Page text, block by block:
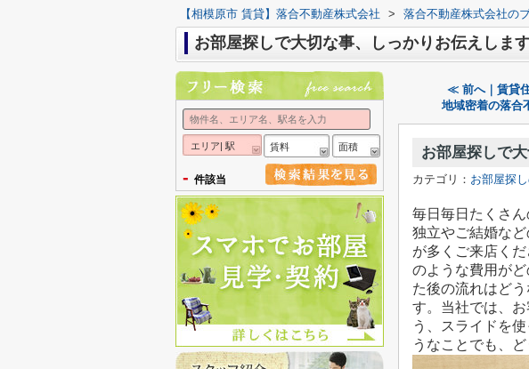
【相模原市 賃貸】落合不動産株式会社 > 落合不動産株式会社の
お部屋探しで大切な事、しっかりお伝えします
≪ 前へ｜賃貸
地域密着の落合
お部屋探しで
カテゴリ： お部屋探
毎日毎日たくさ
独立やご結婚な
が多くご来店く
のような費用が
た後の流れはど
す。当社では、
う、スライドを
うなことでも、
エリア| 駅 賃料 面積
- 件該当